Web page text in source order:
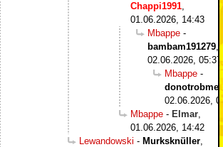
Chappi1991
01.06.2026, 14:43
Mbappe -
bambam191279
02.06.2026, 05:37
Mbappe -
donotrobme,
02.06.2026,
Mbappe - Elmar
01.06.2026, 14:42
Lewandowski - Murksknüller